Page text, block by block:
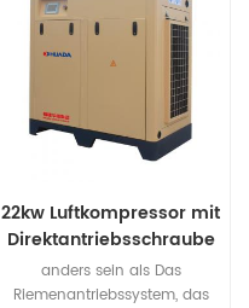
22kw Luftkompressor mit
Direktantriebsschraube
anders sein als Das
Riemenantriebssystem, das